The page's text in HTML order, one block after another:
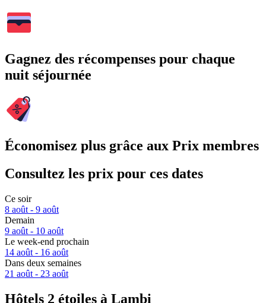
Gagnez des récompenses pour chaque
nuit séjournée
Économisez plus grâce aux Prix membres
Consultez les prix pour ces dates
Ce soir
8 août - 9 août
Demain
9 août - 10 août
Le week-end prochain
14 août - 16 août
Dans deux semaines
21 août - 23 août
Hôtels 2 étoiles à Lambi